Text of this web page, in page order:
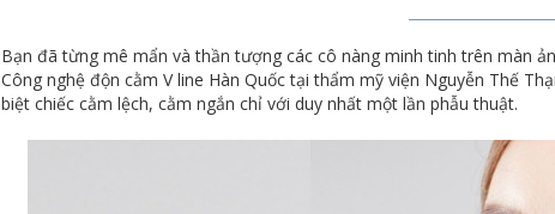
Bạn đã từng mê mẩn và thần tượng các cô nàng minh tinh trên màn
Công nghệ độn cằm V line Hàn Quốc tại thẩm mỹ viện Nguyễn Thế
biệt chiếc cằm lệch, cằm ngắn chỉ với duy nhất một lần phẫu thuật.